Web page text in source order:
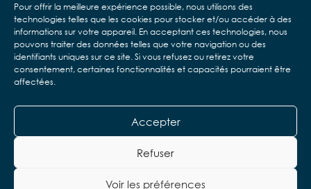
Pour offrir la meilleure expérience possible, nous utilisons des
technologies telles que les cookies pour stocker et/ou accéder à des
informations sur votre appareil. En acceptant ces technologies, nous
pouvons traiter des données telles que votre navigation ou des
identifiants uniques sur ce site. Si vous refusez ou retirez votre
consentement, certaines fonctionnalités et capacités pourraient être
affectées.
Accepter
Refuser
Voir les préférences
Copyright © 2026 VZW ELB en associaties.
Design & realisatie:Web & App Easy